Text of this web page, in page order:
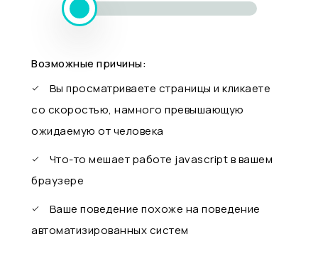
Возможные причины:
Вы просматриваете страницы и кликаете
со скоростью, намного превышающую
ожидаемую от человека
Что-то мешает работе javascript в вашем
браузере
Ваше поведение похоже на поведение
автоматизированных систем